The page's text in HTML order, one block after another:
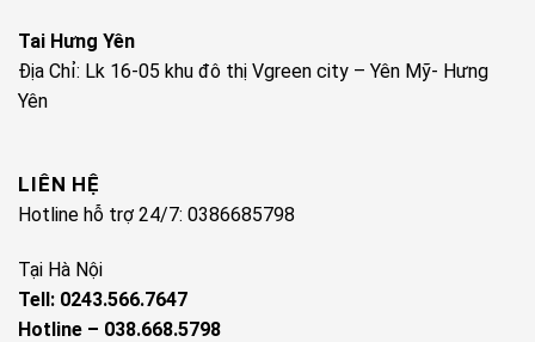
Tai Hưng Yên
Địa Chỉ: Lk 16-05 khu đô thị Vgreen city – Yên Mỹ- Hưng
Yên
LIÊN HỆ
Hotline hỗ trợ 24/7: 0386685798
Tại Hà Nội
Tell: 0243.566.7647
Hotline – 038.668.5798